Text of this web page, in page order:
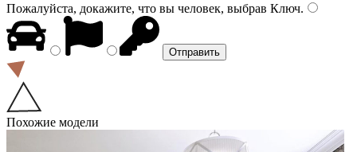
Пожалуйста, докажите, что вы человек, выбрав Ключ.
Похожие модели